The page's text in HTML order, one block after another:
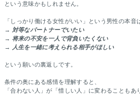
という意味かもしれません。
「しっかり働ける女性がいい」という男性の本音
→ 対等なパートナーでいたい
→ 将来の不安を一人で背負いたくない
→ 人生を一緒に考えられる相手がほしい
という願いの裏返しです。
条件の奥にある感情を理解すると、
「合わない人」が「惜しい人」に変わることもあ